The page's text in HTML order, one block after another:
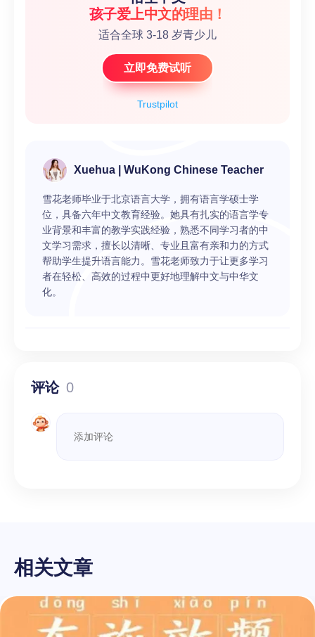
Trustpilot
孩子爱上中文的理由！
适合全球 3-18 岁青少儿
立即免费试听
Xuehua | WuKong Chinese Teacher
雪花老师毕业于北京语言大学，拥有语言学硕士学
位，具备六年中文教育经验。她具有扎实的语言学专
业背景和丰富的教学实践经验，熟悉不同学习者的中
文学习需求，擅长以清晰、专业且富有亲和力的方式
帮助学生提升语言能力。雪花老师致力于让更多学习
者在轻松、高效的过程中更好地理解中文与中华文
化。
评论 0
相关文章